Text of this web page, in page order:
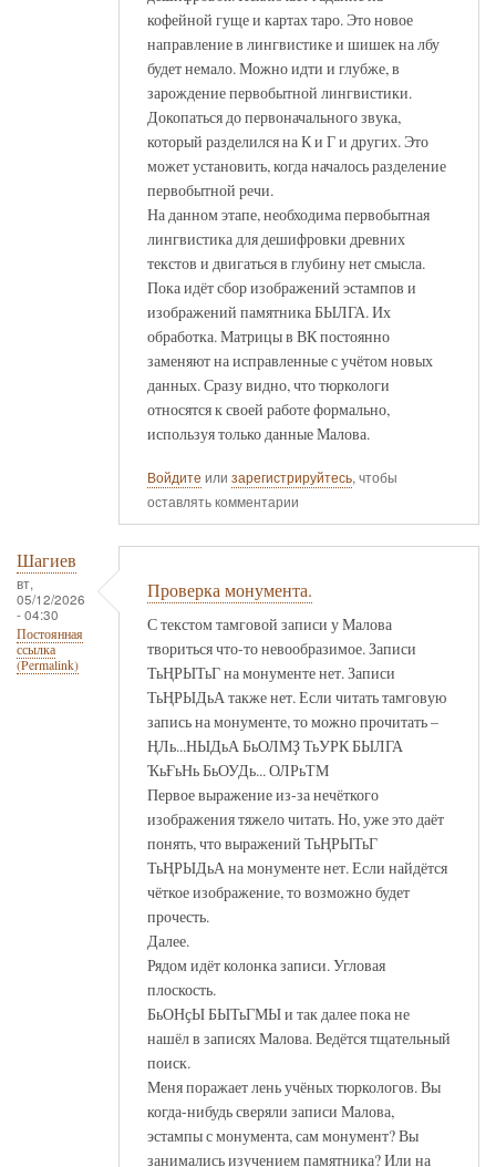
кофейной гуще и картах таро. Это новое
направление в лингвистике и шишек на лбу
будет немало. Можно идти и глубже, в
зарождение первобытной лингвистики.
Докопаться до первоначального звука,
который разделился на К и Г и других. Это
может установить, когда началось разделение
первобытной речи.
На данном этапе, необходима первобытная
лингвистика для дешифровки древних
текстов и двигаться в глубину нет смысла.
Пока идёт сбор изображений эстампов и
изображений памятника БЫЛГА. Их
обработка. Матрицы в ВК постоянно
заменяют на исправленные с учётом новых
данных. Сразу видно, что тюркологи
относятся к своей работе формально,
используя только данные Малова.
Войдите или зарегистрируйтесь, чтобы
оставлять комментарии
Шагиев
вт,
05/12/2026
- 04:30
Постоянная
ссылка
(Permalink)
Проверка монумента.
С текстом тамговой записи у Малова
твориться что-то невообразимое. Записи
ТьҢРЫТьГ на монументе нет. Записи
ТьҢРЫДьА также нет. Если читать тамговую
запись на монументе, то можно прочитать –
ҢЛь...НЫДьА БьОЛМҘ ТьУРК БЫЛГА
ҠьҒьНь БьОУДь... ОЛРьТМ
Первое выражение из-за нечёткого
изображения тяжело читать. Но, уже это даёт
понять, что выражений ТьҢРЫТьГ
ТьҢРЫДьА на монументе нет. Если найдётся
чёткое изображение, то возможно будет
прочесть.
Далее.
Рядом идёт колонка записи. Угловая
плоскость.
БьОНҫЫ БЫТьГМЫ и так далее пока не
нашёл в записях Малова. Ведётся тщательный
поиск.
Меня поражает лень учёных тюркологов. Вы
когда-нибудь сверяли записи Малова,
эстампы с монумента, сам монумент? Вы
занимались изучением памятника? Или на